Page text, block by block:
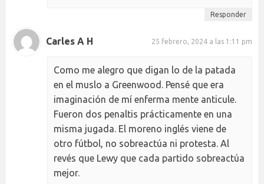
Responder
Carles A H 25 febrero, 2024 a las 1:11 pm
Como me alegro que digan lo de la patada
en el muslo a Greenwood. Pensé que era
imaginación de mí enferma mente anticule.
Fueron dos penaltis prácticamente en una
misma jugada. El moreno inglés viene de
otro fútbol, no sobreactúa ni protesta. Al
revés que Lewy que cada partido sobreactúa
mejor.